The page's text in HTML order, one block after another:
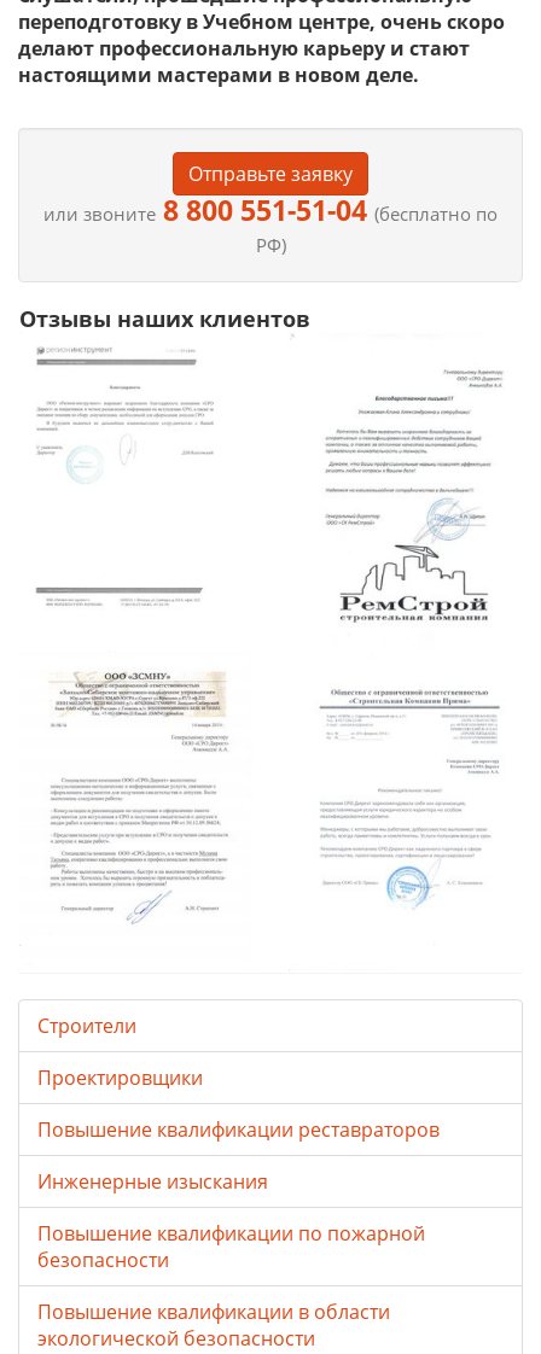
переподготовку в Учебном центре, очень скоро
делают профессиональную карьеру и стают
настоящими мастерами в новом деле.
Отправьте заявку
или звоните 8 800 551-51-04 (бесплатно по
РФ)
Отзывы наших клиентов
Строители
Проектировщики
Повышение квалификации реставраторов
Инженерные изыскания
Повышение квалификации по пожарной
безопасности
Повышение квалификации в области
экологической безопасности